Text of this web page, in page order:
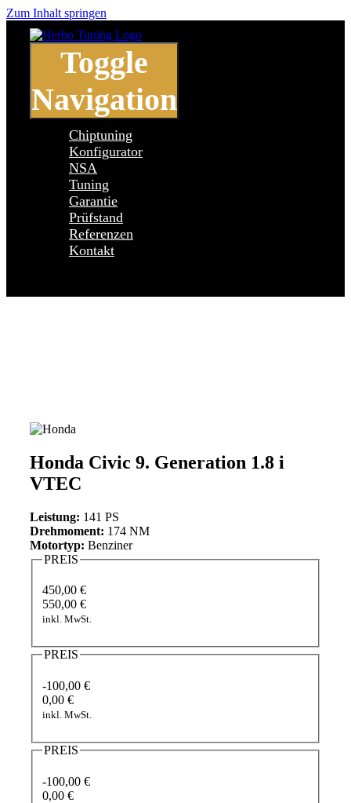
Zum Inhalt springen
Toggle
Navigation
Chiptuning
Konfigurator
NSA
Tuning
Garantie
Prüfstand
Referenzen
Kontakt
Honda Civic 9. Generation 1.8 i
VTEC
Leistung: 141 PS
Drehmoment: 174 NM
Motortyp: Benziner
PREIS
450,00 €
550,00 €
inkl. MwSt.
PREIS
-100,00 €
0,00 €
inkl. MwSt.
PREIS
-100,00 €
0,00 €